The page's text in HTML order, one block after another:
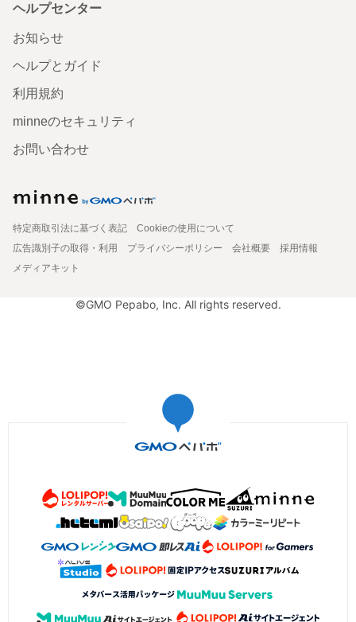
ヘルプセンター
お知らせ
ヘルプとガイド
利用規約
minneのセキュリティ
お問い合わせ
特定商取引法に基づく表記
Cookieの使用について
広告識別子の取得・利用
プライバシーポリシー 会社概要
採用情報
メディアキット
©GMO Pepabo, Inc. All rights reserved.